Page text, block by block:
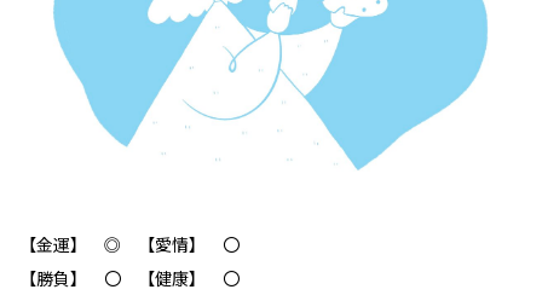
【金運】 ◎ 【愛情】 〇
【勝負】 〇 【健康】 〇